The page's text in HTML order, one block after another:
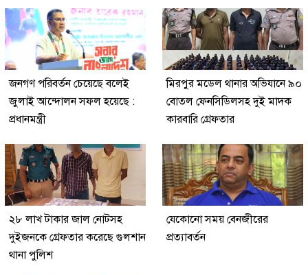
জনগণ পরিবর্তন চেয়েছে বলেই
জুলাই আন্দোলন সফল হয়েছে :
প্রধানমন্ত্রী
মিরপুর মডেল থানার অভিযানে ৯০
বোতল ফেনসিডিলসহ দুই মাদক
কারবারি গ্রেফতার
২৮ লাখ টাকার জাল নোটসহ
দুইজনকে গ্রেফতার করেছে গুলশান
থানা পুলিশ
যেকোনো সময় বেনজীরের
প্রত্যাবর্তন